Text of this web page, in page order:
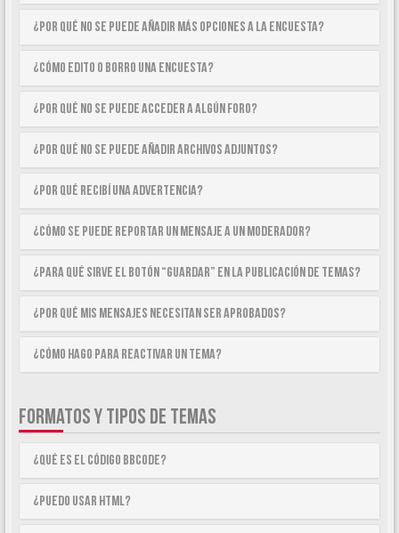
¿Por qué no se puede añadir más opciones a la encuesta?
¿Cómo edito o borro una encuesta?
¿Por qué no se puede acceder a algún foro?
¿Por qué no se puede añadir archivos adjuntos?
¿Por qué recibí una advertencia?
¿Cómo se puede reportar un mensaje a un moderador?
¿Para qué sirve el botón “Guardar” en la publicación de temas?
¿Por qué mis mensajes necesitan ser aprobados?
¿Cómo hago para reactivar un tema?
FORMATOS Y TIPOS DE TEMAS
¿Qué es el código BBCode?
¿Puedo usar HTML?